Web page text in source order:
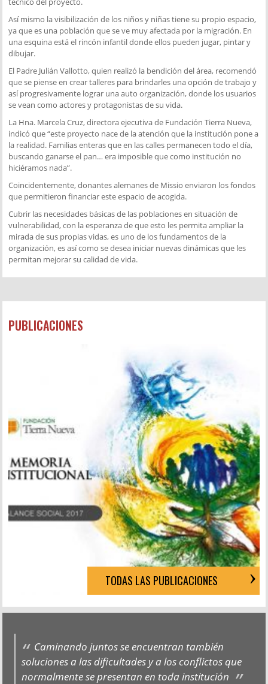
Así mismo la visibilización de los niños y niñas tiene su propio espacio,
ya que es una población que se ve muy afectada por la migración. En
una esquina está el rincón infantil donde ellos pueden jugar, pintar y
dibujar.
El Padre Julián Vallotto, quien realizó la bendición del área, recomendó
que se piense en crear talleres para brindarles una opción de trabajo y
así progresivamente lograr una auto organización, donde los usuarios
se vean como actores y protagonistas de su vida.
La Hna. Marcela Cruz, directora ejecutiva de Fundación Tierra Nueva,
indicó que “este proyecto nace de la atención que la institución pone a
la realidad. Familias enteras que en las calles permanecen todo el día,
buscando ganarse el pan… era imposible que como institución no
hiciéramos nada”.
Coincidentemente, donantes alemanes de Missio enviaron los fondos
que permitieron financiar este espacio de acogida.
Cubrir las necesidades básicas de las poblaciones en situación de
vulnerabilidad, con la esperanza de que esto les permita ampliar la
mirada de sus propias vidas, es uno de los fundamentos de la
organización, es así como se desea iniciar nuevas dinámicas que les
permitan mejorar su calidad de vida.
PUBLICACIONES
TODAS LAS PUBLICACIONES
Caminando juntos se encuentran también
soluciones a las dificultades y a los conflictos que
normalmente se presentan en toda institución